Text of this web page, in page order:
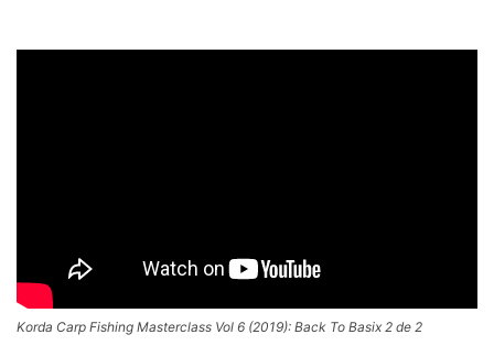
Korda Carp Fishing Masterclass Vol 6 (2019): Back To Basix 2 de 2